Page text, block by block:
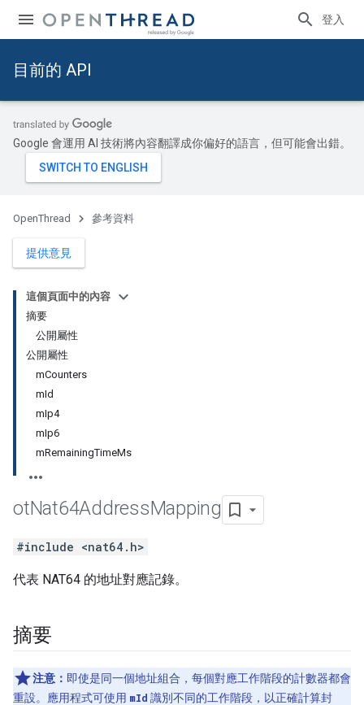
登入
目前的 API
Google 會運用 AI 技術將內容翻譯成你偏好的語言，但可能會出錯。
OpenThread 參考資料
提供意見
這個頁面中的內容
摘要
公開屬性
公開屬性
mCounters
mId
mIp4
mIp6
mRemainingTimeMs
otNat64AddressMapping
#include <nat64.h>
代表 NAT64 的地址對應記錄。
摘要
注意： 即使是同一個地址組合，每個對應工作階段的計數器都會
重設。應用程式可使用 mId 識別不同的工作階段，以正確計算封